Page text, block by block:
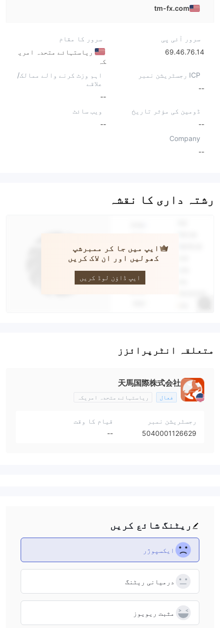
tm-fx.com
سرور آئی پی
69.46.76.14
سرور کا مقام
ریاستہائے متحدہ امری
کہ
ICP رجسٹریشن نمبر
--
اہم وزٹ کرنے والے ممالک/
علاقے
--
ڈومین کی مؤثر تاریخ
--
ویب سائٹ
--
Company
--
رشتہ داری کا نقشہ
ایپ میں جا کر ممبرشپ
کھولیں اور ان لاک کریں
ایپ ڈاؤن لوڈ کریں
TMF
متعلقہ انٹرپرائزز
天馬国際株式会社
فعال ریاستہائے متحدہ امریکہ
رجسٹریشن نمبر
5040001126629
قیام کا وقت
--
ریٹنگ شائع کریں
ایکسپوژر
درمیانی ریٹنگ
مثبت ریویوز